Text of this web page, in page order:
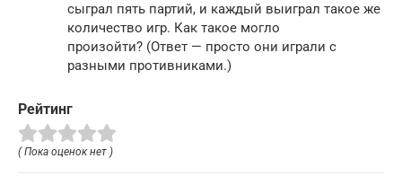
сыграл пять партий, и каждый выиграл такое же
количество игр. Как такое могло
произойти? (Ответ — просто они играли с
разными противниками.)
Рейтинг
( Пока оценок нет )